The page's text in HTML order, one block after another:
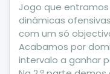
Jogo que
dinâmicas
com um só
Acabamos por
intervalo a ganhar